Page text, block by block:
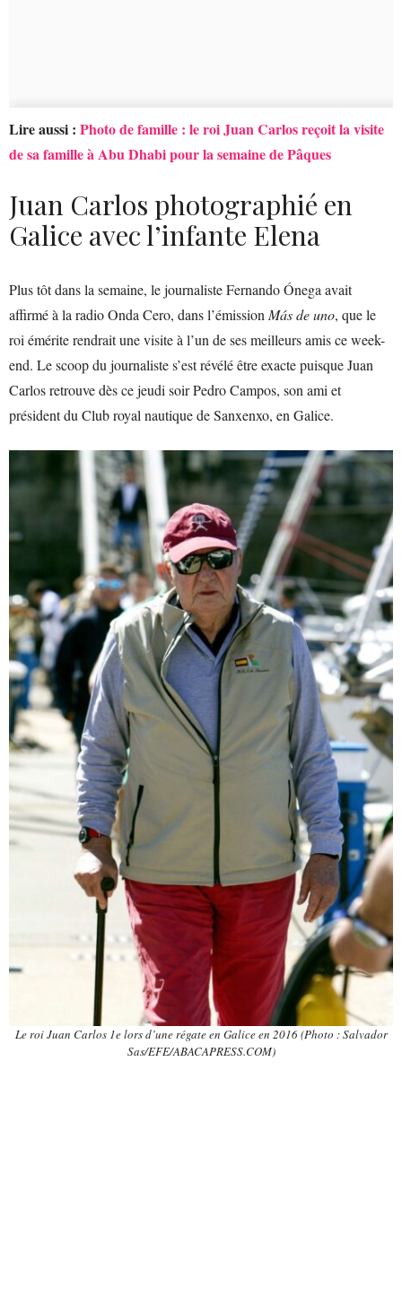
Lire aussi : Photo de famille : le roi Juan Carlos reçoit la visite
de sa famille à Abu Dhabi pour la semaine de Pâques
Juan Carlos photographié en
Galice avec l’infante Elena
Plus tôt dans la semaine, le journaliste Fernando Ónega avait
affirmé à la radio Onda Cero, dans l’émission Más de uno, que le
roi émérite rendrait une visite à l’un de ses meilleurs amis ce week-
end. Le scoop du journaliste s’est révélé être exacte puisque Juan
Carlos retrouve dès ce jeudi soir Pedro Campos, son ami et
président du Club royal nautique de Sanxenxo, en Galice.
Le roi Juan Carlos 1e lors d’une régate en Galice en 2016 (Photo : Salvador
Sas/EFE/ABACAPRESS.COM)